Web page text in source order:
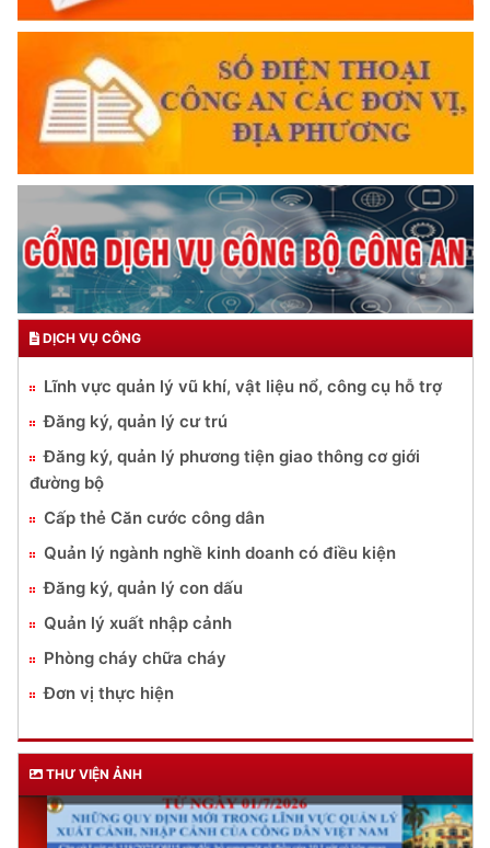
DỊCH VỤ CÔNG
Lĩnh vực quản lý vũ khí, vật liệu nổ, công cụ hỗ trợ
Đăng ký, quản lý cư trú
Đăng ký, quản lý phương tiện giao thông cơ giới
đường bộ
Cấp thẻ Căn cước công dân
Quản lý ngành nghề kinh doanh có điều kiện
Đăng ký, quản lý con dấu
Quản lý xuất nhập cảnh
Phòng cháy chữa cháy
Đơn vị thực hiện
THƯ VIỆN ẢNH